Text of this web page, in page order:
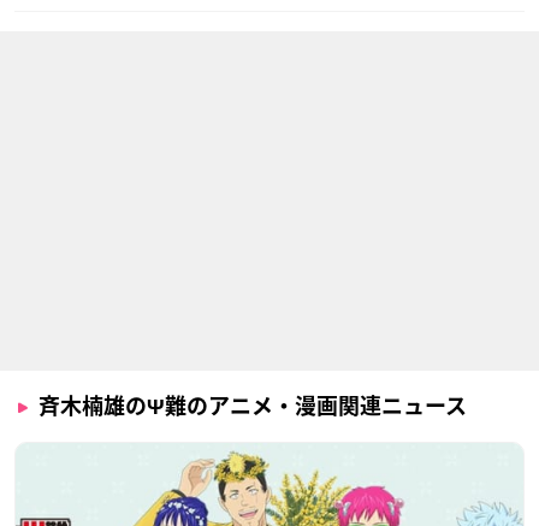
斉木楠雄のΨ難のアニメ・漫画関連ニュース